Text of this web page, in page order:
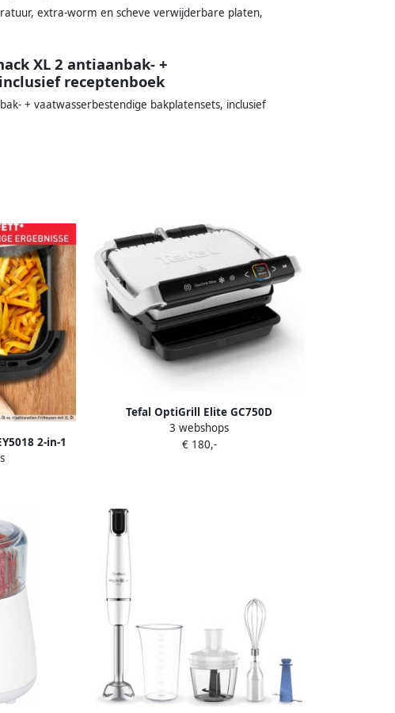
extra-worm en scheve verwijderbare platen,
XL 2 antiaanbak- +
receptenboek
+ vaatwasserbestendige bakplatensets, inclusief
2-in-1
Gegoten
70%
Tefal OptiGrill Elite GC750D
Intelligente Contactgrill 12
Automatische Programma's Digitale
3 webshops
€ 180,-